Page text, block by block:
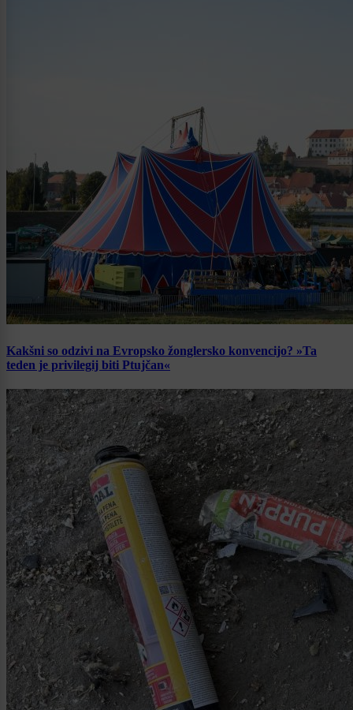
Kakšni so odzivi na Evropsko žonglersko konvencijo? »Ta
teden je privilegij biti Ptujčan«